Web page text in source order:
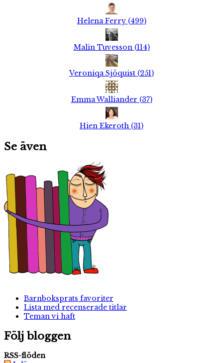
Helena Ferry (499)
Malin Tuvesson (114)
Veroniqa Sjöquist (251)
Emma Walliander (37)
Hien Ekeroth (31)
Se även
Barnboksprats favoriter
Lista med recenserade titlar
Teman vi haft
Följ bloggen
RSS-flöden